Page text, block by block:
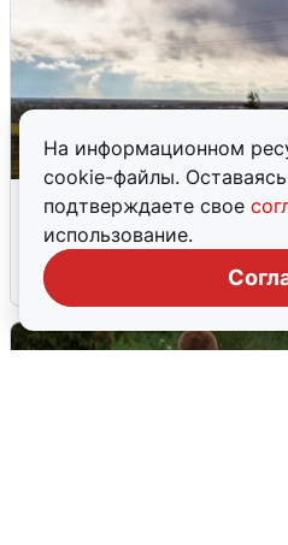
На информационном
cookie-файлы.
подтверждаете свое
использование.
Над ХМАО впервые
беспилотники
3 августа